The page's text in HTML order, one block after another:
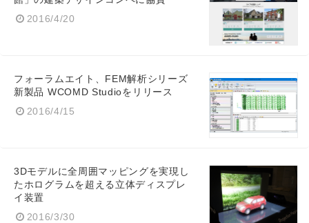
2016/4/20
フォーラムエイト、FEM解析シリーズ
新製品 WCOMD Studioをリリース
2016/4/15
3Dモデルに全周囲マッピングを実現し
たホログラムを超える立体ディスプレ
イ装置
2016/3/30